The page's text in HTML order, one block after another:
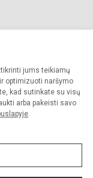
jums teikiamų
optimizuoti naršymo
kad sutinkate su visų
arba pakeisti savo
.
teisės saugomos.
griežtai draudžiama.